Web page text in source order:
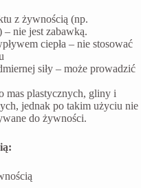
z żywnością (np.
nie jest zabawką.
ciepła – nie stosować
siły – może prowadzić
mas plastycznych, gliny i
jednak po takim użyciu nie
do żywności.